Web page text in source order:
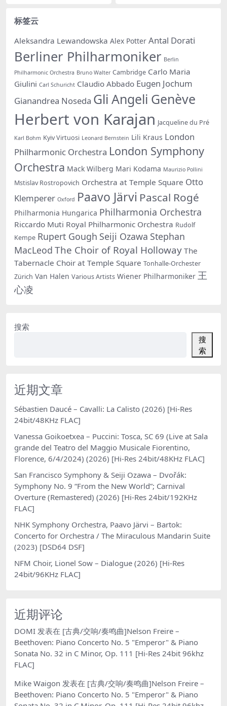
标签云
Aleksandra Lewandowska Alex Potter Antal Dorati
Berliner Philharmoniker Berlin
Philharmonic Orchestra Bruno Walter Cambridge Carlo Maria
Giulini Carl Schuricht Claudio Abbado Eugen Jochum
Gianandrea Noseda Gli Angeli Genève
Herbert von Karajan Jacqueline du Pré
Karl Bohm Kyiv Virtuosi Leonard Bernstein Lili Kraus London
Philharmonic Orchestra London Symphony
Orchestra Mack Wilberg Mari Kodama Maurizio Pollini
Mstislav Rostropovich Orchestra at Temple Square Otto
Klemperer Oxford Paavo Järvi Pascal Rogé
Philharmonia Hungarica Philharmonia Orchestra
Riccardo Muti Royal Philharmonic Orchestra Rudolf
Kempe Rupert Gough Seiji Ozawa Stephan
MacLeod The Choir of Royal Holloway The
Tabernacle Choir at Temple Square Tonhalle-Orchester
Zürich Van Halen Various Artists Wiener Philharmoniker 王
心凌
搜索
搜
索
近期文章
Sébastien Daucé – Cavalli: La Calisto (2026) [Hi-Res
24bit/48KHz FLAC]
Vanessa Goikoetxea – Puccini: Tosca, SC 69 (Live at Sala
grande del Teatro del Maggio Musicale Fiorentino,
Florence, 6/4/2024) (2026) [Hi-Res 24bit/48KHz FLAC]
San Francisco Symphony & Seiji Ozawa – Dvořák:
Symphony No. 9 “From the New World”; Carnival
Overture (Remastered) (2026) [Hi-Res 24bit/192KHz
FLAC]
NHK Symphony Orchestra, Paavo Järvi – Bartok:
Concerto for Orchestra / The Miraculous Mandarin Suite
(2023) [DSD64 DSF]
NFM Choir, Lionel Sow – Dialogue (2026) [Hi-Res
24bit/96KHz FLAC]
近期评论
DOMI 发表在 [古典/交响/奏鸣曲]Nelson Freire –
Beethoven: Piano Concerto No. 5 "Emperor" & Piano
Sonata No. 32 in C Minor, Op. 111 [Hi-Res 24bit 96khz
FLAC]
Mike Waigon 发表在 [古典/交响/奏鸣曲]Nelson Freire –
Beethoven: Piano Concerto No. 5 "Emperor" & Piano